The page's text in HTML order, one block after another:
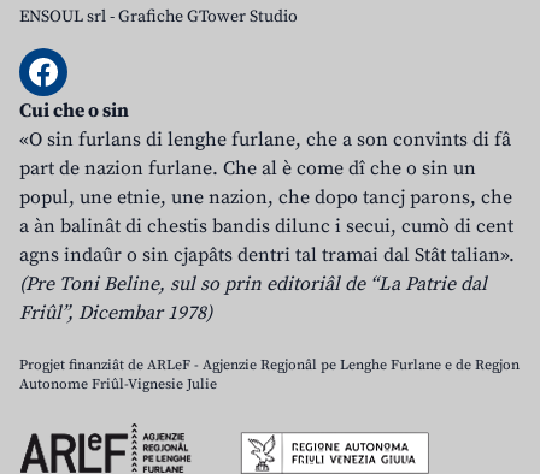
ENSOUL srl-Grafiche GTower Studio
Cui che o sin
«O sin furlans di lenghe furlane, che a son convints di fâ
part de nazion furlane. Che al è come dî che o sin un
popul, une etnie, une nazion, che dopo tancj parons, che
a àn balinât di chestis bandis dilunc i secui, cumò di cent
agns indaûr o sin cjapâts dentri tal tramai dal Stât talian».
(Pre Toni Beline, sul so prin editoriâl de “La Patrie dal
Friûl”, Dicembar 1978)
Progjet finanziât de ARLeF - Agjenzie Regjonâl pe Lenghe Furlane e de Regjon
Autonome Friûl-Vignesie Julie